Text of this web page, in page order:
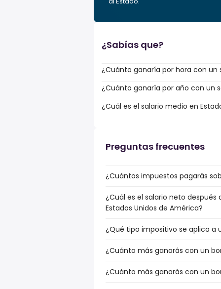
¿Sabías que?
¿Cuánto ganaría por hora con un
¿Cuánto ganaría por año con un
¿Cuál es el salario medio en
Preguntas frecuentes
¿Cuántos impuestos pagarás
¿Cuál es el salario neto después
Estados Unidos de América?
¿Qué tipo impositivo se aplica a
¿Cuánto más ganarás con un
¿Cuánto más ganarás con un